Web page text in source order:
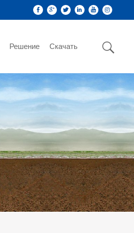
Решение Скачать